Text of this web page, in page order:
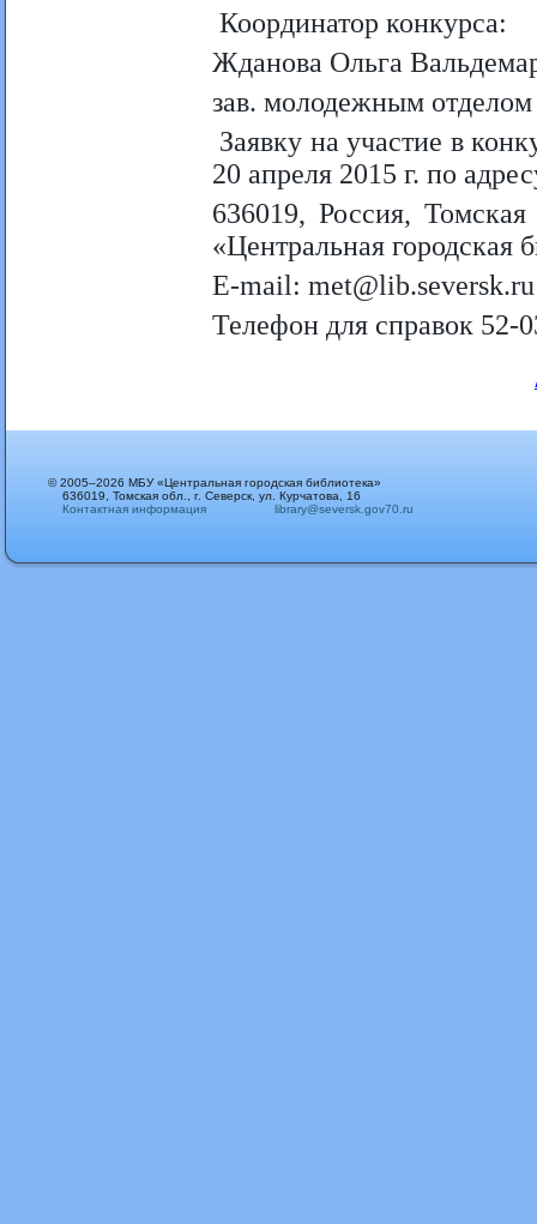
Координатор конкурса:
Жданова Ольга
зав. молодежным
Заявку на участие в
20 апреля 2015 г. по
636019, Россия,
«Центральная городская
E-mail: met@lib.seversk.ru
Телефон для справок 52-
© 2005–2026 МБУ «Центральная городская библиотека»
636019, Томская обл., г. Северск, ул. Курчатова, 16
Контактная информация
library@seversk.gov70.ru